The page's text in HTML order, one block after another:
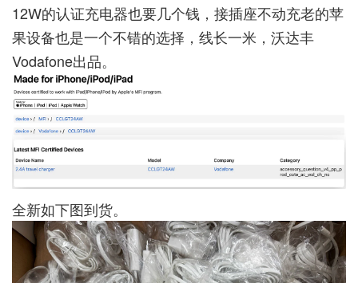
12W的认证充电器也要几个钱，接插座不动充老的苹
果设备也是一个不错的选择，线长一米，沃达丰
Vodafone出品。
全新如下图到货。